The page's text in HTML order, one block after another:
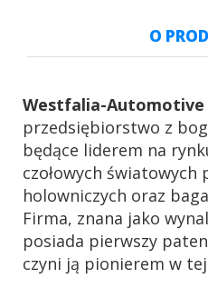
O
Westfalia-Automotive
przedsiębiorstwo z
będące liderem na
czołowych
holowniczych oraz
Firma, znana jako
posiada pierwszy
czyni ją pionierem w